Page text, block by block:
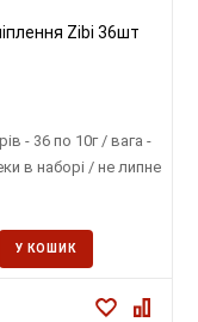
Zibi 36шт
- 36 по 10г / вага -
в наборі / не липне
У КОШИК